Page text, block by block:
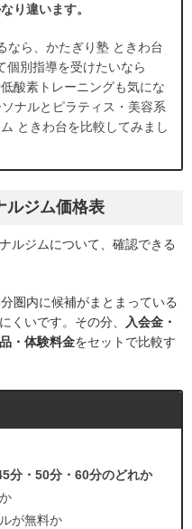
り違います。
なら、かたぎり塾 ときわ台
個別指導を受けたいなら
酸素トレーニングも気にな
ナルとピラティス・美容系
ときわ台を比較してみまし
ルジム価格表
ルジムについて、確認できる
圏内に候補がまとまっている
くいです。その分、 入会金・
・体験料金をセットで比較す
分・50分・60分のどれか
が無料か